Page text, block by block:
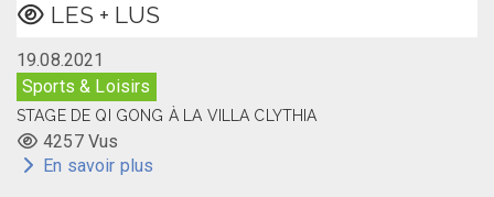
LES + LUS
19.08.2021
Sports & Loisirs
STAGE DE QI GONG À LA VILLA CLYTHIA
4257 Vus
En savoir plus